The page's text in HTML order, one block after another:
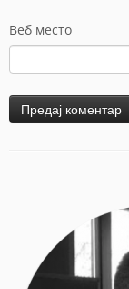
Веб место